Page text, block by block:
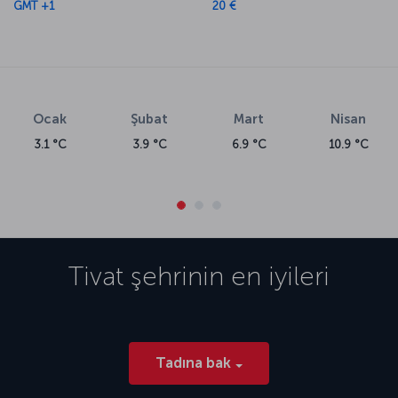
GMT +1
20 €
Ocak
3.1 °C
Şubat
3.9 °C
Mart
6.9 °C
Nisan
10.9 °C
Tivat şehrinin en iyileri
Tadına bak